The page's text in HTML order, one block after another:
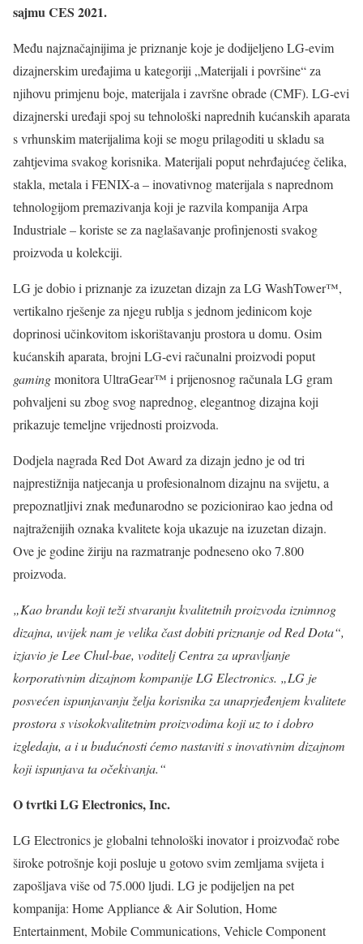
sajmu CES 2021.
Među najznačajnijima je priznanje koje je dodijeljeno LG-evim
dizajnerskim uređajima u kategoriji „Materijali i površine“ za
njihovu primjenu boje, materijala i završne obrade (CMF). LG-evi
dizajnerski uređaji spoj su tehnološki naprednih kućanskih aparata
s vrhunskim materijalima koji se mogu prilagoditi u skladu sa
zahtjevima svakog korisnika. Materijali poput nehrđajućeg čelika,
stakla, metala i FENIX-a – inovativnog materijala s naprednom
tehnologijom premazivanja koji je razvila kompanija Arpa
Industriale – koriste se za naglašavanje profinjenosti svakog
proizvoda u kolekciji.
LG je dobio i priznanje za izuzetan dizajn za LG WashTower™,
vertikalno rješenje za njegu rublja s jednom jedinicom koje
doprinosi učinkovitom iskorištavanju prostora u domu. Osim
kućanskih aparata, brojni LG-evi računalni proizvodi poput
gamingmonitora UltraGear™ i prijenosnog računala LG gram
pohvaljeni su zbog svog naprednog, elegantnog dizajna koji
prikazuje temeljne vrijednosti proizvoda.
Dodjela nagrada Red Dot Award za dizajn jedno je od tri
najprestižnija natjecanja u profesionalnom dizajnu na svijetu, a
prepoznatljivi znak međunarodno se pozicionirao kao jedna od
najtraženijih oznaka kvalitete koja ukazuje na izuzetan dizajn.
Ove je godine žiriju na razmatranje podneseno oko 7.800
proizvoda.
„Kao brandu koji teži stvaranju kvalitetnih proizvoda iznimnog
dizajna, uvijek nam je velika čast dobiti priznanje od Red Dota“,
izjavio je Lee Chul-bae, voditelj Centra za upravljanje
korporativnim dizajnom kompanije LG Electronics. „LG je
posvećen ispunjavanju želja korisnika za unaprjeđenjem kvalitete
prostora s visokokvalitetnim proizvodima koji uz to i dobro
izgledaju, a i u budućnosti ćemo nastaviti s inovativnim dizajnom
koji ispunjava ta očekivanja.“
O tvrtki LG Electronics, Inc.
LG Electronics je globalni tehnološki inovator i proizvođač robe
široke potrošnje koji posluje u gotovo svim zemljama svijeta i
zapošljava više od 75.000 ljudi. LG je podijeljen na pet
kompanija: Home Appliance & Air Solution, Home
Entertainment, Mobile Communications, Vehicle Component